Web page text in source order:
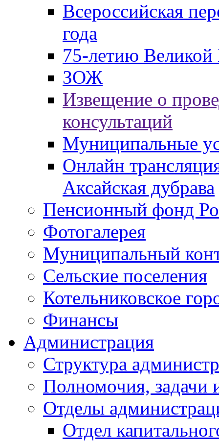
Всероссийская
года
75-летию
ЗОЖ
Извещение о
консультаций
Муниципальные
Онлайн
Аксайская дубрава
Пенсионный фонд
Фотогалерея
Муниципальный
Сельские поселения
Котельниковское
Финансы
Администрация
Структура
Полномочия, задачи
Отделы
Отдел